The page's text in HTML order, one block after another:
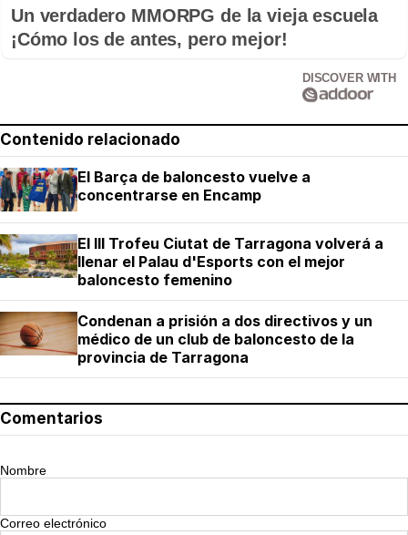
Un verdadero MMORPG de la vieja escuela
¡Cómo los de antes, pero mejor!
DISCOVER WITH
Contenido relacionado
El Barça de baloncesto vuelve a
concentrarse en Encamp
El III Trofeu Ciutat de Tarragona volverá a
llenar el Palau d'Esports con el mejor
baloncesto femenino
Condenan a prisión a dos directivos y un
médico de un club de baloncesto de la
provincia de Tarragona
Comentarios
Nombre
Correo electrónico